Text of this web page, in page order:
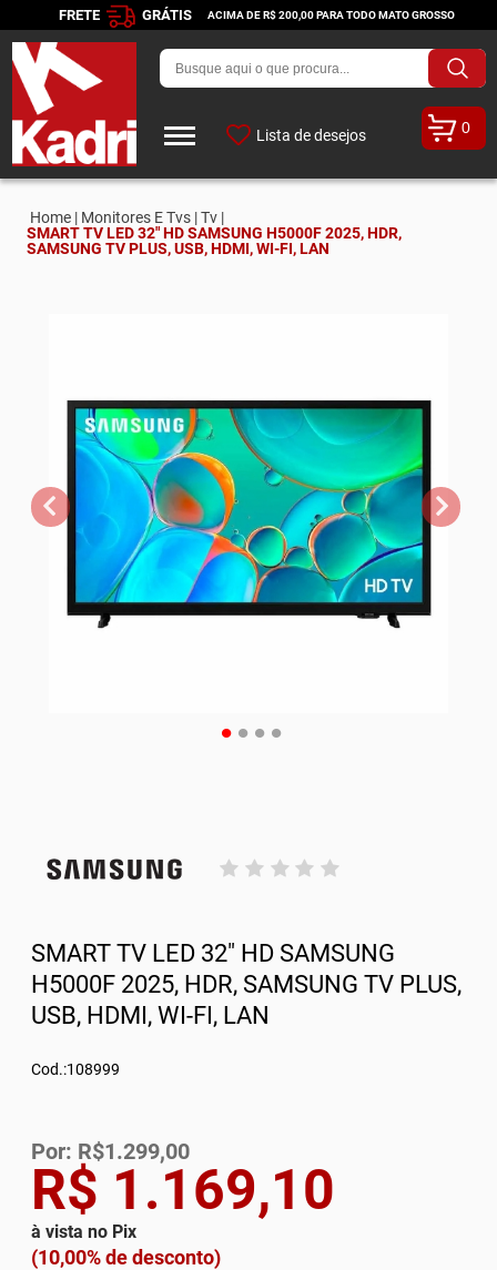
FRETE GRÁTIS ACIMA DE R$ 200,00 PARA TODO MATO GROSSO
Lista de desejos 0
Home | Monitores E Tvs |Tv |
SMART TV LED 32" HD SAMSUNG H5000F 2025, HDR,
SAMSUNG TV PLUS, USB, HDMI, WI-FI, LAN
SMART TV LED 32" HD SAMSUNG
H5000F 2025, HDR, SAMSUNG TV PLUS,
USB, HDMI, WI-FI, LAN
Cod.:108999
R$ 1.169,10
à vista no Pix
(10,00% de desconto)
Por: R$1.299,00